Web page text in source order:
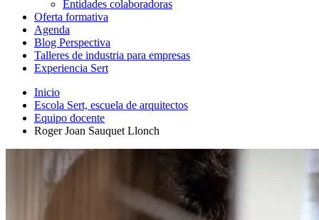
Entidades colaboradoras
Oferta formativa
Agenda
Blog Perspectiva
Talleres de industria para empresas
Experiencia Sert
Inicio
Escola Sert, escuela de arquitectos
Equipo docente
Roger Joan Sauquet Llonch